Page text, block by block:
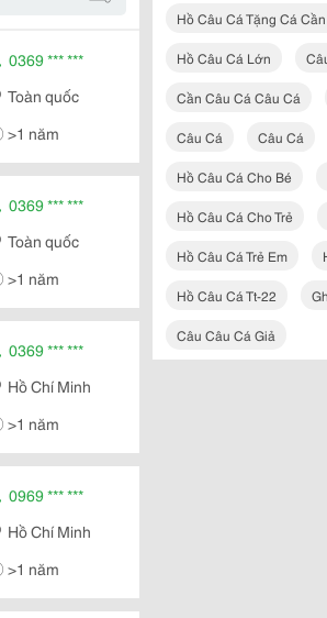
0369 *** ***
Toàn quốc
>1 năm
0369 *** ***
Toàn quốc
>1 năm
0369 *** ***
Hồ Chí Minh
>1 năm
0969 *** ***
Hồ Chí Minh
>1 năm
Hồ Câu Cá Tặng Cá
Hồ Câu Cá Lớn
Cần Câu Cá Câu Cá
Câu Cá Câu Cá
Hồ Câu Cá Cho Bé
Hồ Câu Cá Cho Trẻ
Hồ Câu Cá Trẻ Em
Hồ Câu Cá Tt-22
Câu Câu Cá Giả